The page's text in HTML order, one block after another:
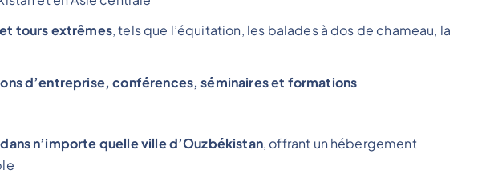
tours extrêmes, tels que l’équitation, les balades à dos de chameau, la
d’entreprise, conférences, séminaires et formations
n’importe quelle ville d’Ouzbékistan, offrant un hébergement